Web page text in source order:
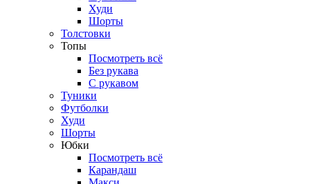
Худи
Шорты
Толстовки
Топы
Посмотреть всё
Без рукава
С рукавом
Туники
Футболки
Худи
Шорты
Юбки
Посмотреть всё
Карандаш